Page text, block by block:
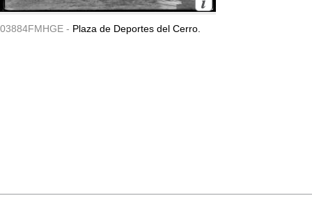
03884FMHGE - Plaza de Deportes del Cerro.